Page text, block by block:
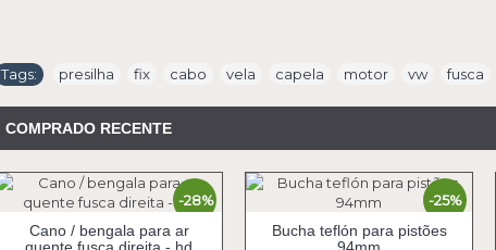
Tags: presilha fix cabo vela capela motor vw fusca
COMPRADO RECENTE
-28%
Cano / bengala para ar
-25%
Bucha teflón para pistões